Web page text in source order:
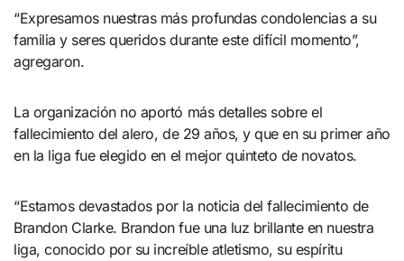
“Expresamos nuestras más profundas condolencias a su
familia y seres queridos durante este difícil momento”,
agregaron.
La organización no aportó más detalles sobre el
fallecimiento del alero, de 29 años, y que en su primer año
en la liga fue elegido en el mejor quinteto de novatos.
“Estamos devastados por la noticia del fallecimiento de
Brandon Clarke. Brandon fue una luz brillante en nuestra
liga, conocido por su increíble atletismo, su espíritu